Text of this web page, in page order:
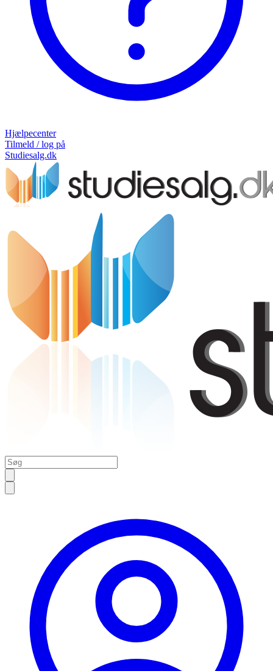
Hjælpecenter
Tilmeld / log på
Studiesalg.dk